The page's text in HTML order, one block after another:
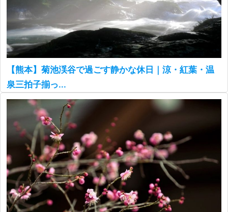
【熊本】菊池渓谷で過ごす静かな休日｜涼・紅葉・温
泉三拍子揃っ...